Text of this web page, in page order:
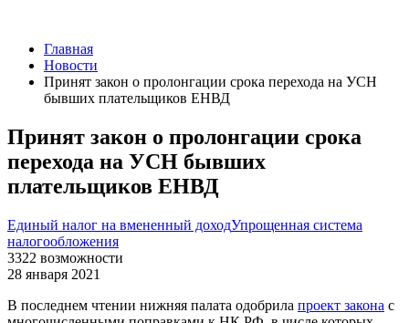
Главная
Новости
Принят закон о пролонгации срока перехода на УСН
бывших плательщиков ЕНВД
Принят закон о пролонгации срока
перехода на УСН бывших
плательщиков ЕНВД
Единый налог на вмененный доходУпрощенная система
налогообложения
3322 возможности
28 января 2021
В последнем чтении нижняя палата одобрила проект закона с